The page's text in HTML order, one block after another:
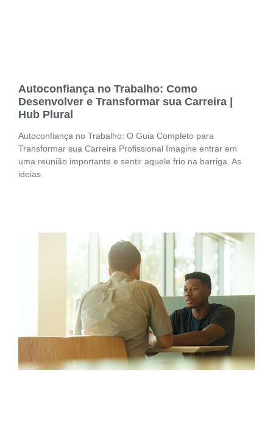
Autoconfiança no Trabalho: Como
Desenvolver e Transformar sua Carreira |
Hub Plural
Autoconfiança no Trabalho: O Guia Completo para
Transformar sua Carreira Profissional Imagine entrar em
uma reunião importante e sentir aquele frio na barriga. As
ideias